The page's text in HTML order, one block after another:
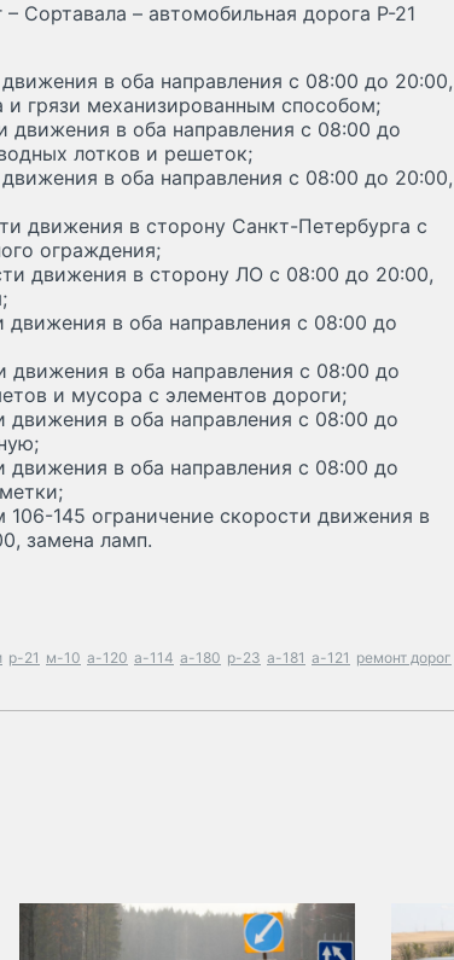
Сортавала – автомобильная дорога Р-21
в оба направления с 08:00 до 20:00,
грязи механизированным способом;
движения в оба направления с 08:00 до
лотков и решеток;
в оба направления с 08:00 до 20:00,
движения в сторону Санкт-Петербурга с
ограждения;
движения в сторону ЛО с 08:00 до 20:00,
движения в оба направления с 08:00 до
движения в оба направления с 08:00 до
и мусора с элементов дороги;
движения в оба направления с 08:00 до
движения в оба направления с 08:00 до
145 ограничение скорости движения в
замена ламп.
р-21 м-10 а-120 а-114 а-180 р-23 а-181 а-121 ремонт дорог